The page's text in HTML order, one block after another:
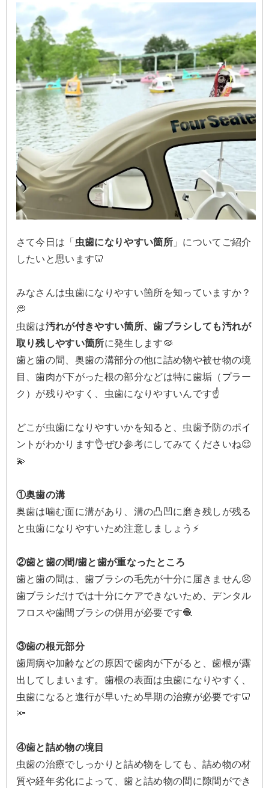
さて今日は「 虫歯になりやすい箇所」についてご紹介
したいと思います🦷
みなさんは虫歯になりやすい箇所を知っていますか？
💭
虫歯は汚れが付きやすい箇所、歯ブラシしても汚れが
取り残しやすい箇所に発生します🦠
歯と歯の間、奥歯の溝部分の他に詰め物や被せ物の境
目、歯肉が下がった根の部分などは特に歯垢（プラー
ク）が残りやすく、虫歯になりやすいんです☝️
どこが虫歯になりやすいかを知ると、虫歯予防のポイ
ントがわかります👌ぜひ参考にしてみてくださいね😌
💫
①奥歯の溝
奥歯は噛む面に溝があり、溝の凸凹に磨き残しが残る
と虫歯になりやすいため注意しましょう⚡️
②歯と歯の間/歯と歯が重なったところ
歯と歯の間は、歯ブラシの毛先が十分に届きません😣
歯ブラシだけでは十分にケアできないため、デンタル
フロスや歯間ブラシの併用が必要です🧶
③歯の根元部分
歯周病や加齢などの原因で歯肉が下がると、歯根が露
出してしまいます。歯根の表面は虫歯になりやすく、
虫歯になると進行が早いため早期の治療が必要です🦷
🔦
④歯と詰め物の境目
虫歯の治療でしっかりと詰め物をしても、詰め物の材
質や経年劣化によって、歯と詰め物の間に隙間ができ